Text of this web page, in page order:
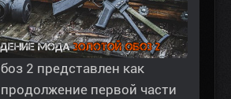
2 представлен как
первой части